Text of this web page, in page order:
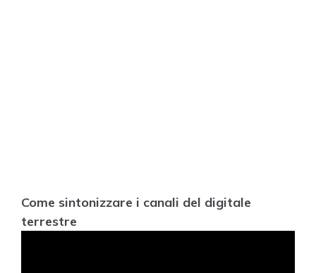
Come sintonizzare i canali del digitale
terrestre